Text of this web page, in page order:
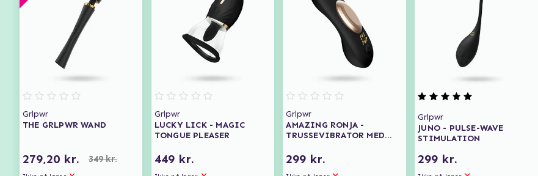
Grlpwr
THE GRLPWR WAND
279,20 kr. 349 kr.
Grlpwr
LUCKY LICK - MAGIC
TONGUE PLEASER
449 kr.
Grlpwr
AMAZING RONJA -
TRUSSEVIBRATOR MED
299 kr.
Grlpwr
JUNO - PULSE-WAVE
STIMULATION
299 kr.